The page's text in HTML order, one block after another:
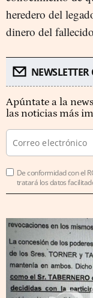
heredero del
dinero del
Apúntate a la
las noticias más
De conformidad con el
tratará los datos